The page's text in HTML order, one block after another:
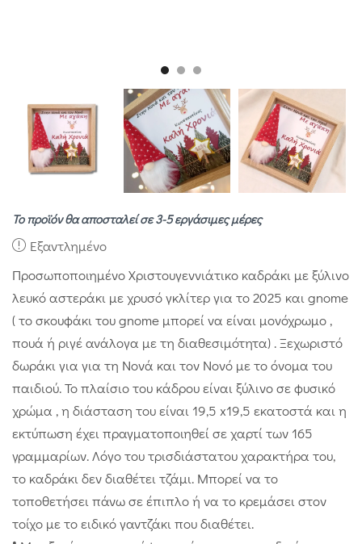
Το προϊόν θα αποσταλεί σε 3-5 εργάσιμες μέρες
Εξαντλημένο
Προσωποποιημένο Χριστουγεννιάτικο καδράκι με ξύλινο
λευκό αστεράκι με χρυσό γκλίτερ για το 2025 και gnome
( το σκουφάκι του gnome μπορεί να είναι μονόχρωμο ,
πουά ή ριγέ ανάλογα με τη διαθεσιμότητα) . Ξεχωριστό
δωράκι για για τη Νονά και τον Νονό με το όνομα του
παιδιού. Το πλαίσιο του κάδρου είναι ξύλινο σε φυσικό
χρώμα , η διάσταση του είναι 19,5 x19,5 εκατοστά και η
εκτύπωση έχει πραγματοποιηθεί σε χαρτί των 165
γραμμαρίων. Λόγο του τρισδιάστατου χαρακτήρα του,
το καδράκι δεν διαθέτει τζάμι. Μπορεί να το
τοποθετήσει πάνω σε έπιπλο ή να το κρεμάσει στον
τοίχο με το ειδικό γαντζάκι που διαθέτει.